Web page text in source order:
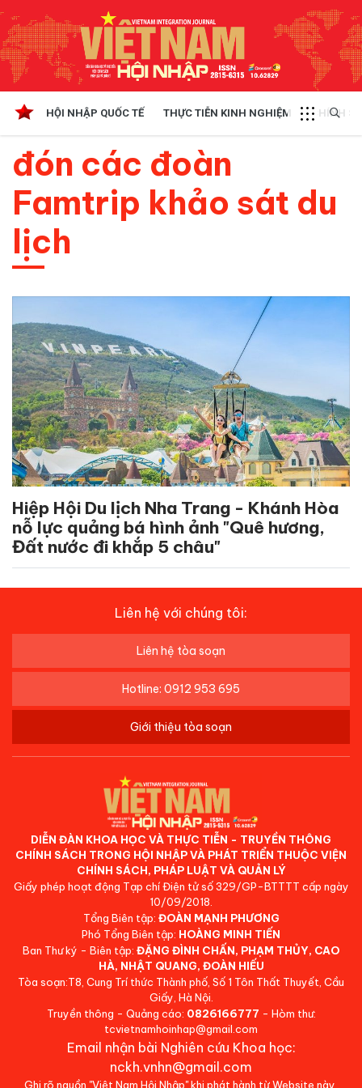
HỘI NHẬP QUỐC TẾ THỰC TIỄN KINH NGHIỆM CHÍNH
đón các đoàn
Famtrip khảo sát du
lịch
Hiệp Hội Du lịch Nha Trang - Khánh Hòa
nỗ lực quảng bá hình ảnh "Quê hương,
Đất nước đi khắp 5 châu"
Liên hệ với chúng tôi:
Liên hệ tòa soạn
Hotline: 0912 953 695
Giới thiệu tòa soạn
DIỄN ĐÀN KHOA HỌC VÀ THỰC TIỄN - TRUYỀN THÔNG
CHÍNH SÁCH TRONG HỘI NHẬP VÀ PHÁT TRIỂN THUỘC VIỆN
CHÍNH SÁCH, PHÁP LUẬT VÀ QUẢN LÝ
Giấy phép hoạt động Tạp chí Điện tử số 329/GP-BTTTT cấp ngày
10/09/2018.
Tổng Biên tập: ĐOÀN MẠNH PHƯƠNG
Phó Tổng Biên tập: HOÀNG MINH TIẾN
Ban Thư ký - Biên tập: ĐẶNG ĐÌNH CHẤN, PHẠM THỦY, CAO
HÀ, NHẬT QUANG, ĐOÀN HIẾU
Tòa soạn:T8, Cung Trí thức Thành phố, Số 1 Tôn Thất Thuyết, Cầu
Giấy, Hà Nội.
Truyền thông - Quảng cáo: 0826166777 - Hòm thư:
tcvietnamhoinhap@gmail.com
Email nhận bài Nghiên cứu Khoa học:
nckh.vnhn@gmail.com
Ghi rõ nguồn "Việt Nam Hội Nhập" khi phát hành từ Website này.